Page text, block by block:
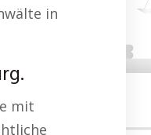
in
mit